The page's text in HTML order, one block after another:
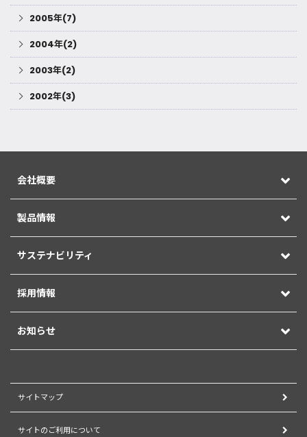
2005年(7)
2004年(2)
2003年(2)
2002年(3)
会社概要
製品情報
サステナビリティ
採用情報
お知らせ
サイトマップ
サイトのご利用について